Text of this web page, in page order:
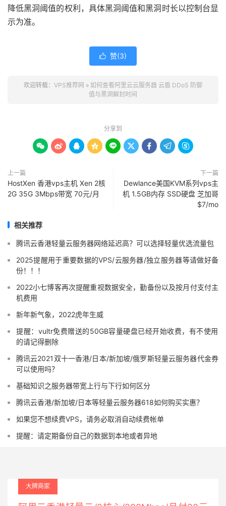
降低黑洞阈值的权利，具体黑洞阈值和黑洞时长以控制台显
示为准。
 赞(3)
欢迎转载： VPS推荐网 » 如何查看阿里云云服务器 云盾 DDoS 防御
值与黑洞解封时间
分享到
        
上一篇
HostXen 香港vps主机 Xen 2核
2G 35G 3Mbps带宽 70元/月
下一篇
Dewlance美国KVM系列vps主
机 1.5GB内存 SSD硬盘 芝加哥
$7/mo
相关推荐
腾讯云香港轻量云服务器网络延迟高？可以选择轻量优选流量包
2025提醒用于重要数据的VPS/云服务器/独立服务器等请做好备
份！！！
2022小七博客再次提醒重视数据安全，勤备份以及按月付支付主
机费用
新年新气象，2022虎年生威
提醒：vultr免费赠送的50GB容量硬盘已经开始收费，有不使用
的请记得删除
腾讯云2021双十一香港/日本/新加坡/俄罗斯轻量云服务器代金券
可以使用吗？
基础知识之服务器带宽上行与下行如何区分
腾讯云香港/新加坡/日本等轻量云服务器618如何购买实惠？
如果您不想续费VPS，请务必取消自动续费帐单
提醒：请定期备份自己的数据到本地或者异地
大牌商家